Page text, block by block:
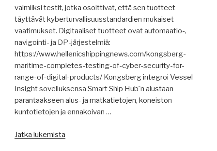
myrskyssä,
M-
rokko,
IALA,
ryöstökalastus
näkyy
kalakannoissa,
täysi
säiliöalus
tulessa,
Lawrence
valmiiksi testit, jotka osoittivat, että sen tuotteet
täyttävät kyberturvallisuusstandardien mukaiset
vaatimukset. Digitaaliset tuotteet ovat automaatio-,
navigointi- ja DP-järjestelmiä:
https://www.hellenicshippingnews.com/kongsberg-
maritime-completes-testing-of-cyber-security-for-
range-of-digital-products/ Kongsberg integroi Vessel
Insight sovelluksensa Smart Ship Hub´n alustaan
parantaakseen alus- ja matkatietojen, koneiston
kuntotietojen ja ennakoivan …
Jatka lukemista